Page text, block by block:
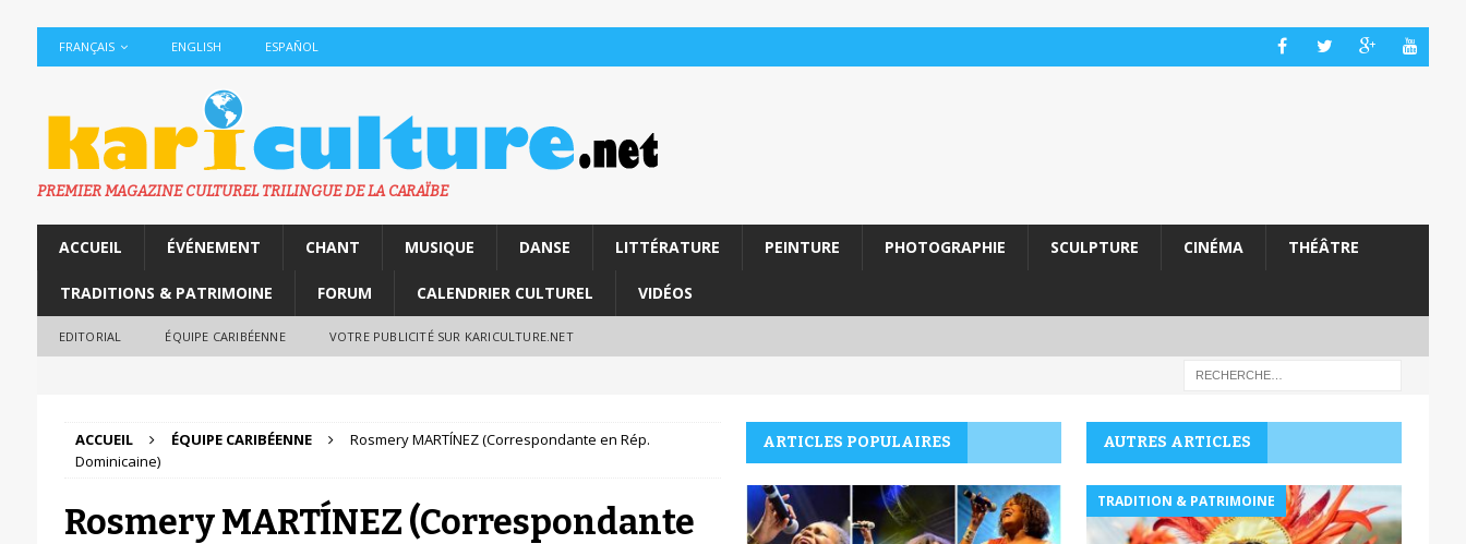
FRANÇAIS ENGLISH ESPAÑOL
PREMIER MAGAZINE CULTUREL TRILINGUE DE LA CARAÏBE
ACCUEIL ÉVÉNEMENT CHANT MUSIQUE DANSE LITTÉRATURE PEINTURE PHOTOGRAPHIE SCULPTURE CINÉMA THÉÂTRE
TRADITIONS & PATRIMOINE FORUM CALENDRIER CULTUREL VIDÉOS
EDITORIAL ÉQUIPE CARIBÉENNE VOTRE PUBLICITÉ SUR KARICULTURE.NET
ACCUEIL ÉQUIPE CARIBÉENNE
Rosmery MARTÍNEZ (Correspondante en Rép.
Dominicaine)
Rosmery MARTÍNEZ (Correspondante
ARTICLES POPULAIRES AUTRES ARTICLES
TRADITION & PATRIMOINE